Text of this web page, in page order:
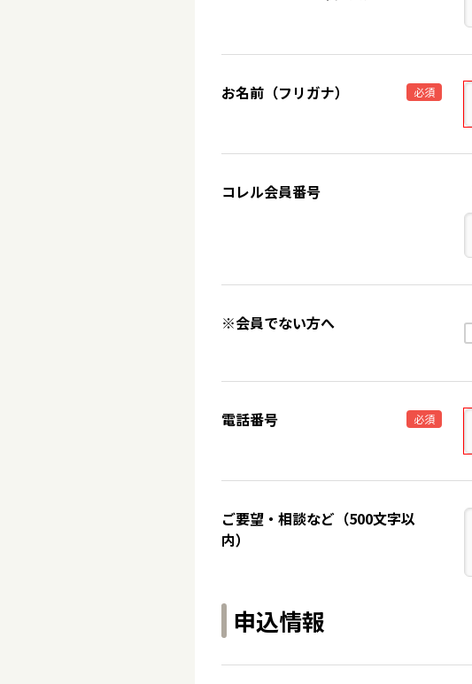
お名前（フリガナ） 必須
コレル会員番号
※会員でない方へ
電話番号 必須
ご要望・相談など（500文字以
内）
申込情報